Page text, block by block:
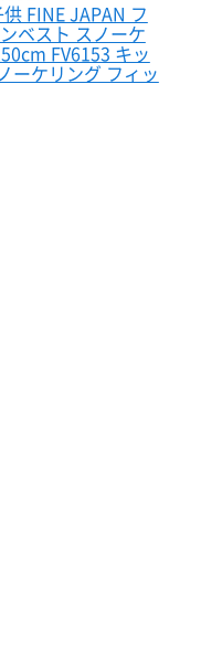
FINE JAPAN フ
ベスト スノーケ
FV6153 キッ
ーケリング フィッ